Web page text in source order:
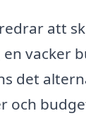
att
vacker
det
och